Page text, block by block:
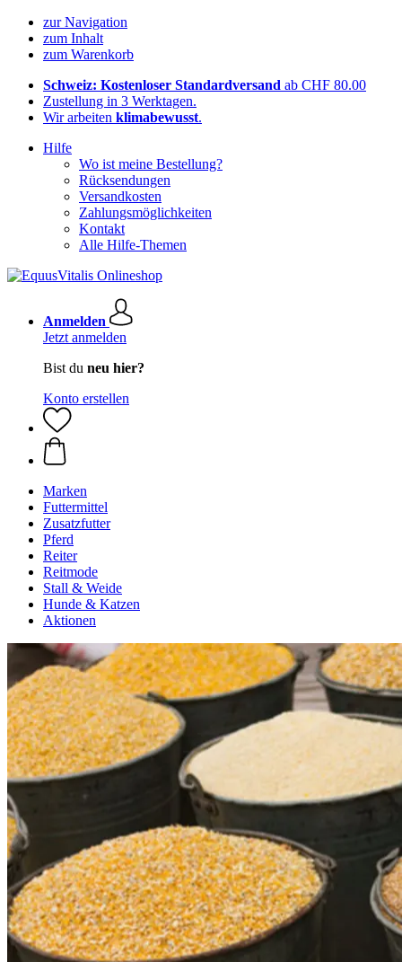
zur Navigation
zum Inhalt
zum Warenkorb
Schweiz: Kostenloser Standardversand ab CHF 80.00
Zustellung in 3 Werktagen.
Wir arbeiten klimabewusst.
Hilfe
Wo ist meine Bestellung?
Rücksendungen
Versandkosten
Zahlungsmöglichkeiten
Kontakt
Alle Hilfe-Themen
Anmelden
Jetzt anmelden
Bist du neu hier?
Konto erstellen
Marken
Futtermittel
Zusatzfutter
Pferd
Reiter
Reitmode
Stall & Weide
Hunde & Katzen
Aktionen